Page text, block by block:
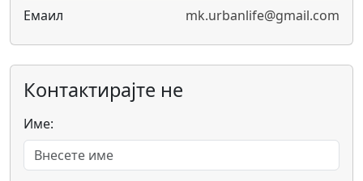
Емаил
mk.urbanlife@gmail.com
Контактирајте не
Име: